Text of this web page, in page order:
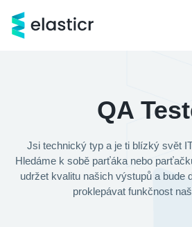
Případové studie
QA
Jsi technický typ a je ti blízký svět
Hledáme k sobě parťáka nebo
udržet kvalitu našich výstupů a bude
proklepávat funkčnost